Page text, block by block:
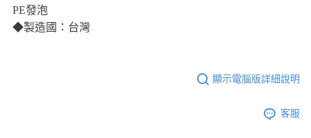
PE發泡
◆製造國：台灣
顯示電腦版詳細說明
客服